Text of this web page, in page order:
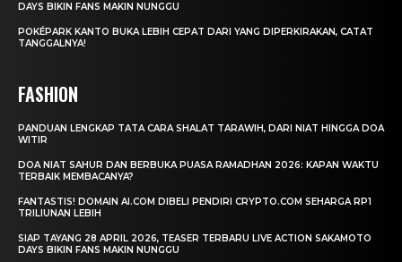
DAYS BIKIN FANS MAKIN NUNGGU
POKÉPARK KANTO BUKA LEBIH CEPAT DARI YANG DIPERKIRAKAN, CATAT
TANGGALNYA!
FASHION
PANDUAN LENGKAP TATA CARA SHALAT TARAWIH, DARI NIAT HINGGA DOA
WITIR
DOA NIAT SAHUR DAN BERBUKA PUASA RAMADHAN 2026: KAPAN WAKTU
TERBAIK MEMBACANYA?
FANTASTIS! DOMAIN AI.COM DIBELI PENDIRI CRYPTO.COM SEHARGA RP1
TRILIUNAN LEBIH
SIAP TAYANG 28 APRIL 2026, TEASER TERBARU LIVE ACTION SAKAMOTO
DAYS BIKIN FANS MAKIN NUNGGU